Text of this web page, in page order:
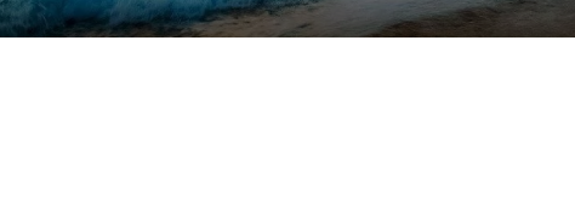
BAYLINER TROPHY 1802